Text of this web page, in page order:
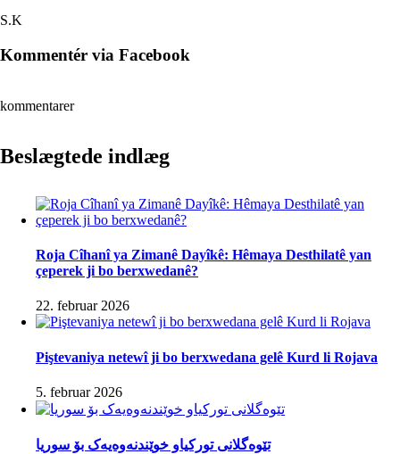
S.K
Kommentér via Facebook
kommentarer
Beslægtede indlæg
Roja Cîhanî ya Zimanê Dayîkê: Hêmaya Desthilatê yan
çeperek ji bo berxwedanê?
22. februar 2026
Piştevaniya netewî ji bo berxwedana gelê Kurd li Rojava
5. februar 2026
تێوەگلانی تورکیاو خوێندنەوەیەک بۆ سوریا